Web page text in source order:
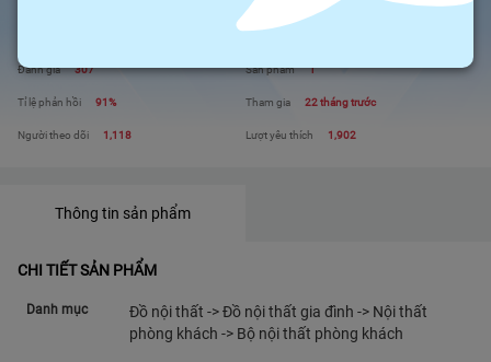
Xem shop
Đánh giá 307 Sản phẩm 1
Tỉ lệ phản hồi 91% Tham gia 22 tháng trước
Người theo dõi 1,118 Lượt yêu thích 1,902
Thông tin sản phẩm
CHI TIẾT SẢN PHẨM
Danh mục
Đồ nội thất -> Đồ nội thất gia đình -> Nội thất
phòng khách -> Bộ nội thất phòng khách